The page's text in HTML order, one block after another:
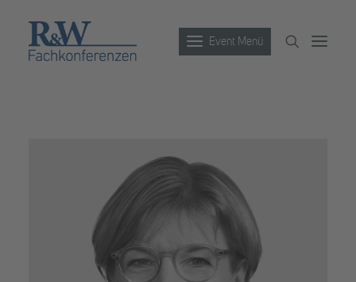
Event Menü
Partner werden
Newsletter